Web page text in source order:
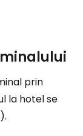
prin
la hotel se